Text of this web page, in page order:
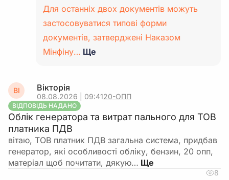
Для останніх двох документів можуть
застосовуватися типові форми
документів, затверджені Наказом
Мінфіну… Ще
ВІ Вікторія
08.08.2026 | 09:4120-ОПП
ВІДПОВІДЬ НАДАНО
Облік генератора та витрат пального для ТОВ
платника ПДВ
вітаю, ТОВ платник ПДВ загальна система, придбав
генератор, які особливості обліку, бензин, 20 опп,
матеріал щоб почитати, дякую…
8